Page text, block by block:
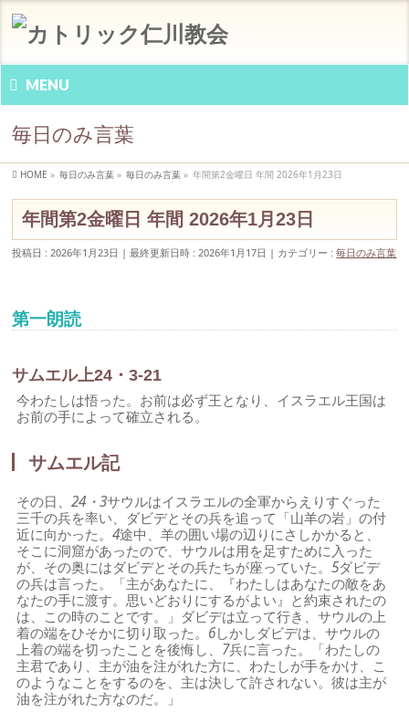
MENU
毎日のみ言葉
HOME » 毎日のみ言葉 » 毎日のみ言葉 » 年間第2金曜日 年間 2026年1月23日
年間第2金曜日 年間 2026年1月23日
投稿日 : 2026年1月23日 最終更新日時 : 2026年1月17日 カテゴリー :毎日のみ言葉
第一朗読
サムエル上24・3-21
今わたしは悟った。お前は必ず王となり、イスラエル王国は
お前の手によって確立される。
サムエル記
その日、24・3サウルはイスラエルの全軍からえりすぐった
三千の兵を率い、ダビデとその兵を追って「山羊の岩」の付
近に向かった。4途中、羊の囲い場の辺りにさしかかると、
そこに洞窟があったので、サウルは用を足すために入った
が、その奥にはダビデとその兵たちが座っていた。5ダビデ
の兵は言った。「主があなたに、『わたしはあなたの敵をあ
なたの手に渡す。思いどおりにするがよい』と約束されたの
は、この時のことです。」ダビデは立って行き、サウルの上
着の端をひそかに切り取った。 6しかしダビデは、サウルの
上着の端を切ったことを後悔し、 7兵に言った。「わたしの
主君であり、主が油を注がれた方に、わたしが手をかけ、こ
のようなことをするのを、主は決して許されない。彼は主が
油を注がれた方なのだ。」